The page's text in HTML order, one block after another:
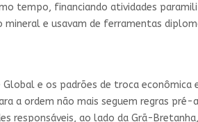
tempo, financiando atividades
e usavam de ferramentas
e os padrões de troca econômica
a ordem não mais seguem regras pré-
responsáveis, ao lado da Grã-